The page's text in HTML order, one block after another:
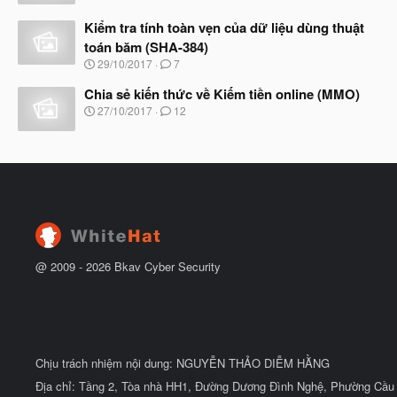
t
đ
ầ
u
y
b
ắ
t
ầ
u
Kiểm tra tính toàn vẹn của dữ liệu dùng thuật
toán băm (SHA-384)
N
à
y
b
đ
29/10/2017 7
Chia sẻ kiến thức về Kiếm tiền online (MMO)
N
b
u
27/10/2017 12
@ 2009 - 2026 Bkav Cyber Security
Chịu trách nhiệm nội dung: NGUYỄN THẢO DIỄM HẰNG
Địa chỉ: Tầng 2, Tòa nhà HH1, Đường Dương Đình Nghệ, Phường